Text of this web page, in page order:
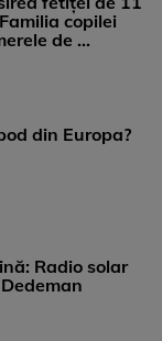
copilei
de ...
din Europa?
Radio solar